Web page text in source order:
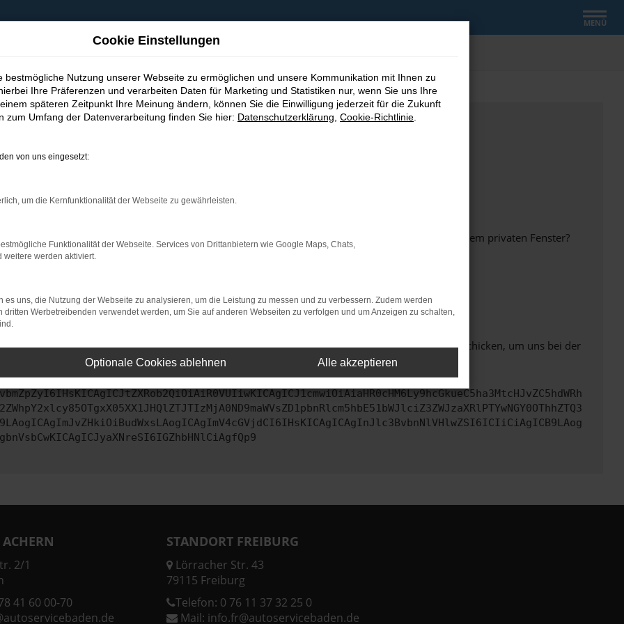
MENÜ
bestimmter Seiten verhindern. Funktioniert die Seite in einem anderen Browser oder in einem privaten Fenster?
beheben.
auf dem neuesten Stand sind.
kann auch dazu führen, dass bestimmte Funktionen nicht mehr unterstützt werden.
uns bitte. Wir werden versuchen, das Problem zu beheben. Du kannst uns diesen Text schicken, um uns bei der
2/1
41 60 00-70
STANDORT FREIBURG
Lörracher Str. 43
79115 Freiburg
Telefon: 0 76 11 37 32 25 0
Mail: info.fr@autoservicebaden.de
Cookie Einstellungen
bestmögliche Nutzung unserer Webseite zu ermöglichen und unsere Kommunikation mit Ihnen zu
Ihre Präferenzen und verarbeiten Daten für Marketing und Statistiken nur, wenn Sie uns Ihre
späteren Zeitpunkt Ihre Meinung ändern, können Sie die Einwilligung jederzeit für die Zukunft
zum Umfang der Datenverarbeitung finden Sie hier: Datenschutzerklärung Cookie-Richtlinie
von uns eingesetzt:
um die Kernfunktionalität der Webseite zu gewährleisten.
Funktionalität der Webseite. Services von Drittanbietern wie Google Maps, Chats,
weitere werden aktiviert.
es uns, die Nutzung der Webseite zu analysieren, um die Leistung zu messen und zu verbessern. Zudem werden
dritten Werbetreibenden verwendet werden, um Sie auf anderen Webseiten zu verfolgen und um Anzeigen zu schalten,
Optionale Cookies ablehnen Alle akzeptieren